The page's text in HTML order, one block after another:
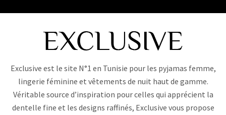
Exclusive est le site N°1 en Tunisie pour les pyjamas femme,
lingerie féminine et vêtements de nuit haut de gamme.
Véritable source d’inspiration pour celles qui apprécient la
dentelle fine et les designs raffinés, Exclusive vous propose